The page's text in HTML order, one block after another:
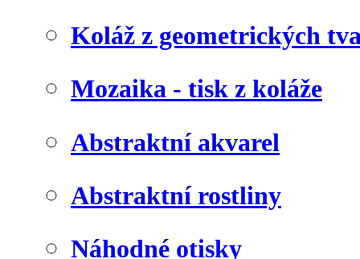
Koláž z geometrických
Mozaika - tisk z koláže
Abstraktní akvarel
Abstraktní rostliny
Náhodné otisky